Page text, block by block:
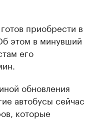
приобрести в
этом в минувший
его
обновления
автобусы сейчас
которые